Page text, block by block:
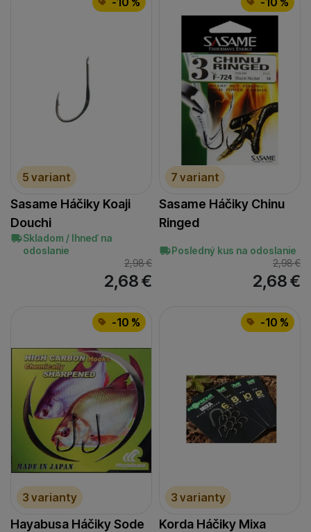
5 variant
Sasame Háčiky Koaji
Douchi
Skladom / Ihneď na
odoslanie
2,98€
2,68€
7 variant
Sasame Háčiky Chinu
Ringed
Posledný kus na odoslanie
2,98€
2,68€
-10 %
3 varianty
Hayabusa Háčiky Sode
-10 %
3 varianty
Korda Háčiky Mixa